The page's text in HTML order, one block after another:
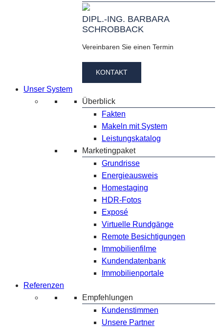
DIPL.-ING. BARBARA
SCHROBBACK
Vereinbaren Sie einen Termin
KONTAKT
Unser System
Überblick
Fakten
Makeln mit System
Leistungskatalog
Marketingpaket
Grundrisse
Energieausweis
Homestaging
HDR-Fotos
Exposé
Virtuelle Rundgänge
Remote Besichtigungen
Immobilienfilme
Kundendatenbank
Immobilienportale
Referenzen
Empfehlungen
Kundenstimmen
Unsere Partner